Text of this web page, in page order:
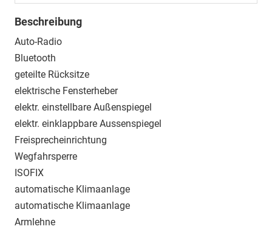
Beschreibung
Auto-Radio
Bluetooth
geteilte Rücksitze
elektrische Fensterheber
elektr. einstellbare Außenspiegel
elektr. einklappbare Aussenspiegel
Freisprecheinrichtung
Wegfahrsperre
ISOFIX
automatische Klimaanlage
automatische Klimaanlage
Armlehne